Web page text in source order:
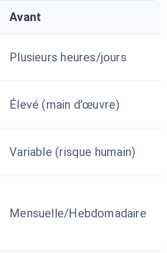
Avant
Plusieurs heures/jours
Élevé (main d'œuvre)
Variable (risque humain)
Mensuelle/Hebdomadaire